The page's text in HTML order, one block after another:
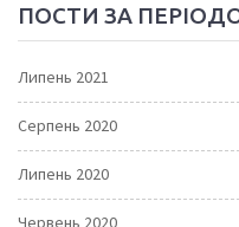
ПОСТИ ЗА
Липень 2021
Серпень 2020
Липень 2020
Червень 2020